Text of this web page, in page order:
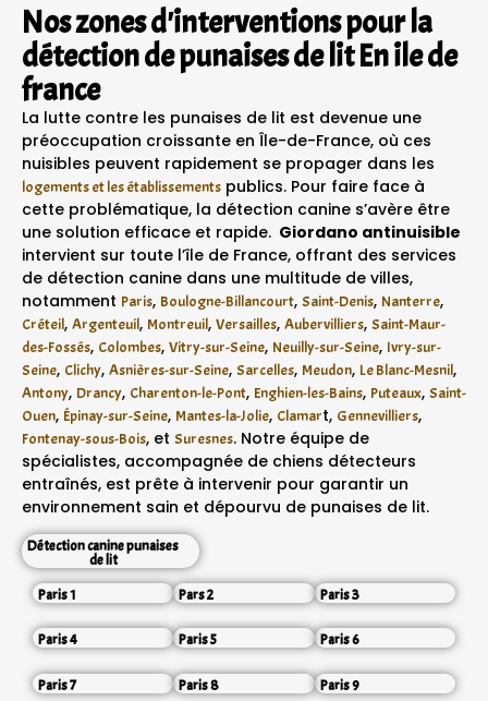
Nos zones d'interventions pour la
détection de punaises de lit En ile de
france
La lutte contre les punaises de lit est devenue une
préoccupation croissante en Île-de-France, où ces
nuisibles peuvent rapidement se propager dans les
logements et les établissements publics. Pour faire face à
cette problématique, la détection canine s’avère être
une solution efficace et rapide. Giordano antinuisible
intervient sur toute l’île de France, offrant des services
de détection canine dans une multitude de villes,
notamment Paris, Boulogne-Billancourt, Saint-Denis, Nanterre,
Créteil, Argenteuil, Montreuil, Versailles, Aubervilliers, Saint-Maur-
des-Fossés, Colombes, Vitry-sur-Seine, Neuilly-sur-Seine, Ivry-sur-
Seine, Clichy, Asnières-sur-Seine, Sarcelles, Meudon, Le Blanc-Mesnil,
Antony, Drancy, Charenton-le-Pont, Enghien-les-Bains, Puteaux, Saint-
Ouen, Épinay-sur-Seine, Mantes-la-Jolie, Clamart, Gennevilliers,
Fontenay-sous-Bois, et Suresnes. Notre équipe de
spécialistes, accompagnée de chiens détecteurs
entraînés, est prête à intervenir pour garantir un
environnement sain et dépourvu de punaises de lit.
Détection canine punaises
de lit
Paris 1
Pars 2 Paris 3
Paris 4 Paris 5 Paris 6
Paris 7 Paris 8 Paris 9